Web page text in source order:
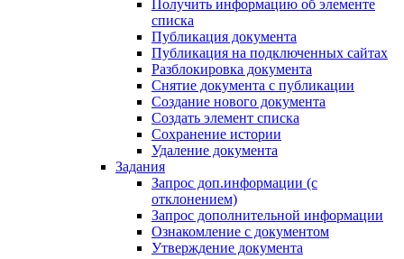
Получить информацию об элементе
списка
Публикация документа
Публикация на подключенных сайтах
Разблокировка документа
Снятие документа с публикации
Создание нового документа
Создать элемент списка
Сохранение истории
Удаление документа
Задания
Запрос доп.информации (с
отклонением)
Запрос дополнительной информации
Ознакомление с документом
Утверждение документа